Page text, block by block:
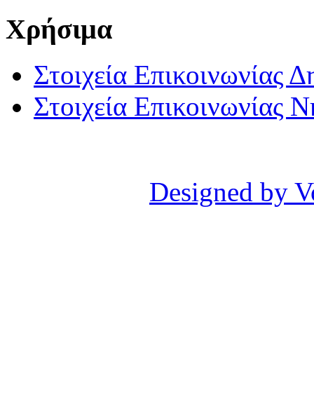
Χρήσιμα
Στοιχεία Επικοινωνίας
Στοιχεία Επικοινωνίας
Designed by